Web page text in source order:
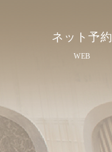
ネット予約
WEB